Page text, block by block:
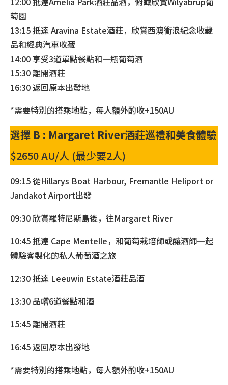
萄園
13:15 抵達 Aravina Estate酒莊，欣賞西澳衝浪紀念收藏
品和經典汽車收藏
14:00 享受3道單點餐點和一瓶葡萄酒
15:30 離開酒莊
16:30 返回原本出發地
*需要特別的搭乘地點，每人額外酌收+150AU
選擇 B : Margaret River酒莊巡禮和美食體驗
$2650 AU/人 (最少要2人)
09:15 從Hillarys Boat Harbour, Fremantle Heliport or
Jandakot Airport出發
09:30 欣賞羅特尼斯島後，往Margaret River
10:45 抵達 Cape Mentelle，和葡萄栽培師或釀酒師一起
體驗客製化的私人葡萄酒之旅
12:30 抵達 Leeuwin Estate酒莊品酒
13:30 品嚐6道餐點和酒
15:45 離開酒莊
16:45 返回原本出發地
*需要特別的搭乘地點，每人額外酌收+150AU